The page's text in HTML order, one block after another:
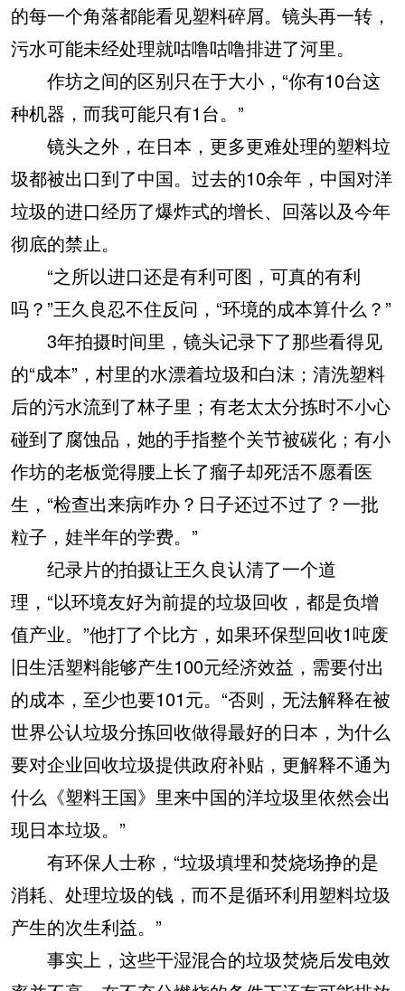
的每一个角落都能看见塑料碎屑。镜头再一转，
污水可能未经处理就咕噜咕噜排进了河里。
作坊之间的区别只在于大小，“你有10台这
种机器，而我可能只有1台。”
镜头之外，在日本，更多更难处理的塑料垃
圾都被出口到了中国。过去的10余年，中国对洋
垃圾的进口经历了爆炸式的增长、回落以及今年
彻底的禁止。
“之所以进口还是有利可图，可真的有利
吗？”王久良忍不住反问，“环境的成本算什么？”
3年拍摄时间里，镜头记录下了那些看得见
的“成本”，村里的水漂着垃圾和白沫；清洗塑料
后的污水流到了林子里；有老太太分拣时不小心
碰到了腐蚀品，她的手指整个关节被碳化；有小
作坊的老板觉得腰上长了瘤子却死活不愿看医
生，“检查出来病咋办？日子还过不过了？一批
粒子，娃半年的学费。”
纪录片的拍摄让王久良认清了一个道
理，“以环境友好为前提的垃圾回收，都是负增
值产业。”他打了个比方，如果环保型回收1吨废
旧生活塑料能够产生100元经济效益，需要付出
的成本，至少也要101元。“否则，无法解释在被
世界公认垃圾分拣回收做得最好的日本，为什么
要对企业回收垃圾提供政府补贴，更解释不通为
什么《塑料王国》里来中国的洋垃圾里依然会出
现日本垃圾。”
有环保人士称，“垃圾填埋和焚烧场挣的是
消耗、处理垃圾的钱，而不是循环利用塑料垃圾
产生的次生利益。”
事实上，这些干湿混合的垃圾焚烧后发电效